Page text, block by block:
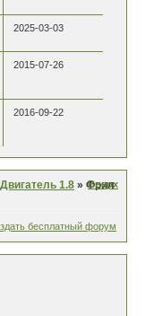
2025-03-03
2015-07-26
2016-09-22
1.8 »Фрил
Вверх
бесплатный форум